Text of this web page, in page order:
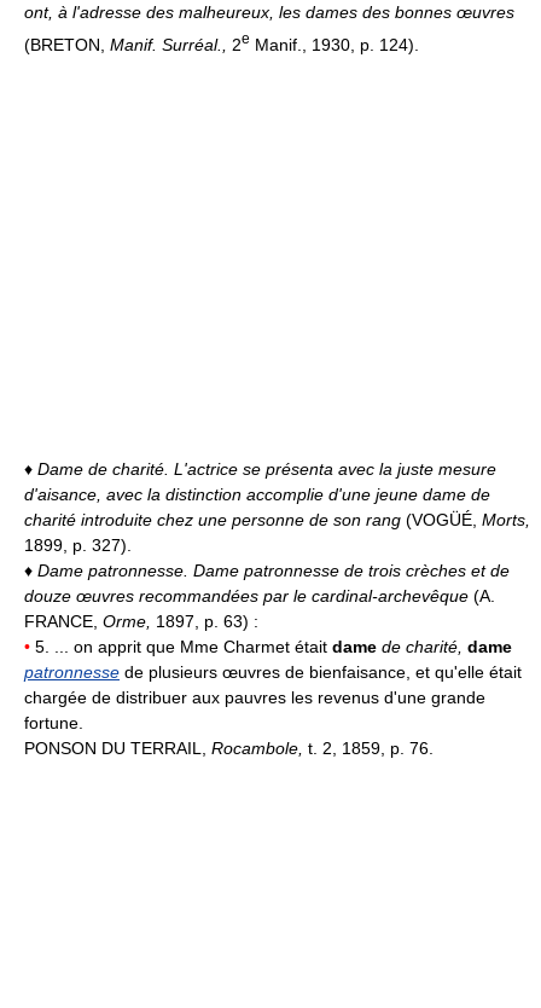
ont, à l'adresse des malheureux, les dames des bonnes œuvres
(BRETON, Manif. Surréal., 2e Manif., 1930, p. 124).
♦ Dame de charité. L'actrice se présenta avec la juste mesure
d'aisance, avec la distinction accomplie d'une jeune dame de
charité introduite chez une personne de son rang (VOGÜÉ, Morts,
1899, p. 327).
♦ Dame patronnesse. Dame patronnesse de trois crèches et de
douze œuvres recommandées par le cardinal-archevêque (A.
FRANCE, Orme, 1897, p. 63) :
• 5. ... on apprit que Mme Charmet était dame de charité, dame
patronnesse de plusieurs œuvres de bienfaisance, et qu'elle était
chargée de distribuer aux pauvres les revenus d'une grande
fortune.
PONSON DU TERRAIL, Rocambole, t. 2, 1859, p. 76.